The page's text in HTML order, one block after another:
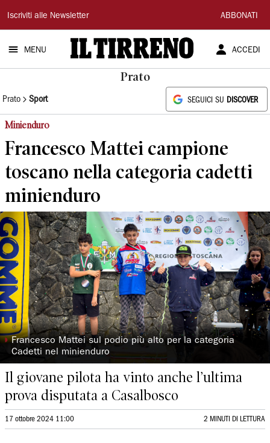
Il
Tirreno
Iscriviti alle Newsletter ABBONATI
MENU ACCEDI
Prato
Prato Sport SEGUICI SU DISCOVER
Minienduro
Francesco Mattei campione
toscano nella categoria cadetti
minienduro
◗Francesco Mattei sul podio più alto per la categoria
Cadetti nel minienduro
Il giovane pilota ha vinto anche l’ultima
prova disputata a Casalbosco
17 ottobre 2024 11:00 2 MINUTI DI LETTURA